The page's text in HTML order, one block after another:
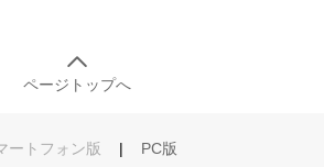
ページトップへ
ートフォン版 | PC版